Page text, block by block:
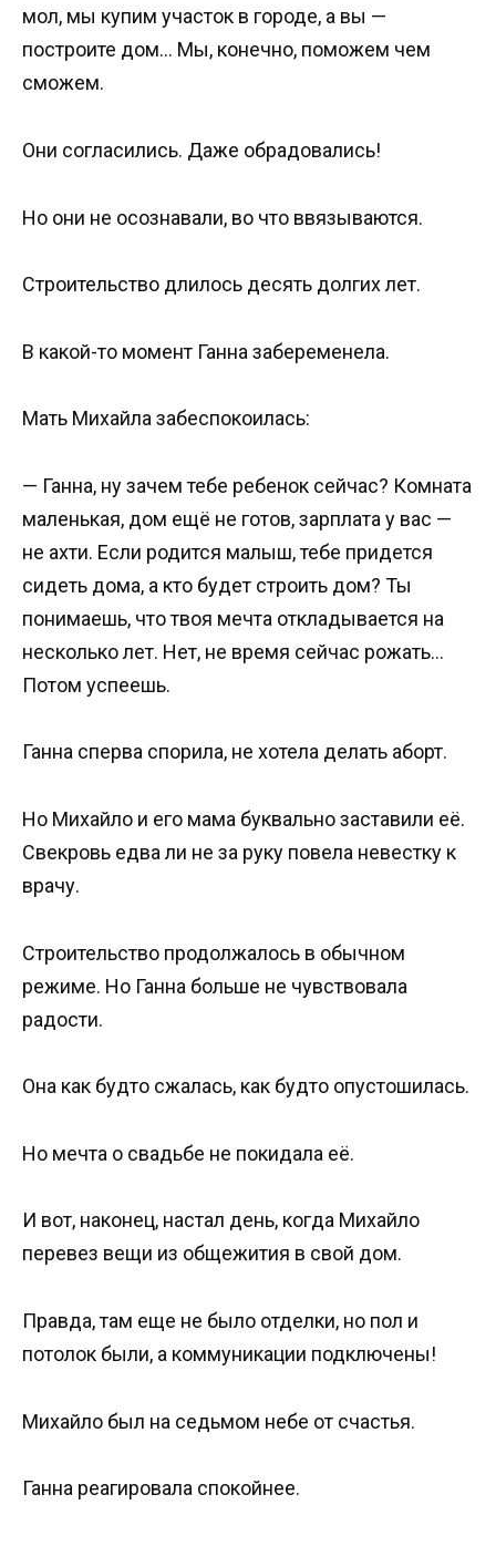
мол, мы купим участок в городе, а вы —
построите дом… Мы, конечно, поможем чем
сможем.
Они согласились. Даже обрадовались!
Но они не осознавали, во что ввязываются.
Строительство длилось десять долгих лет.
В какой-то момент Ганна забеременела.
Мать Михайла забеспокоилась:
— Ганна, ну зачем тебе ребенок сейчас? Комната
маленькая, дом ещё не готов, зарплата у вас —
не ахти. Если родится малыш, тебе придется
сидеть дома, а кто будет строить дом? Ты
понимаешь, что твоя мечта откладывается на
несколько лет. Нет, не время сейчас рожать…
Потом успеешь.
Ганна сперва спорила, не хотела делать аборт.
Но Михайло и его мама буквально заставили её.
Свекровь едва ли не за руку повела невестку к
врачу.
Строительство продолжалось в обычном
режиме. Но Ганна больше не чувствовала
радости.
Она как будто сжалась, как будто опустошилась.
Но мечта о свадьбе не покидала её.
И вот, наконец, настал день, когда Михайло
перевез вещи из общежития в свой дом.
Правда, там еще не было отделки, но пол и
потолок были, а коммуникации подключены!
Михайло был на седьмом небе от счастья.
Ганна реагировала спокойнее.